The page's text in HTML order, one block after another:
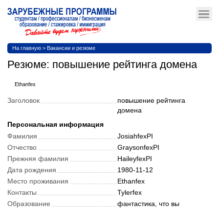
На главную > Вакансии и резюме
Резюме: повышение рейтинга домена
Ethanfex
Заголовок
повышение рейтинга
домена
Персональная информация
Фамилия
JosiahfexPI
Отчество
GraysonfexPI
Прежняя фамилия
HaileyfexPI
Дата рождения
1980-11-12
Место проживания
Ethanfex
Контакты
Tylerfex
Образование
фантастика, что вы